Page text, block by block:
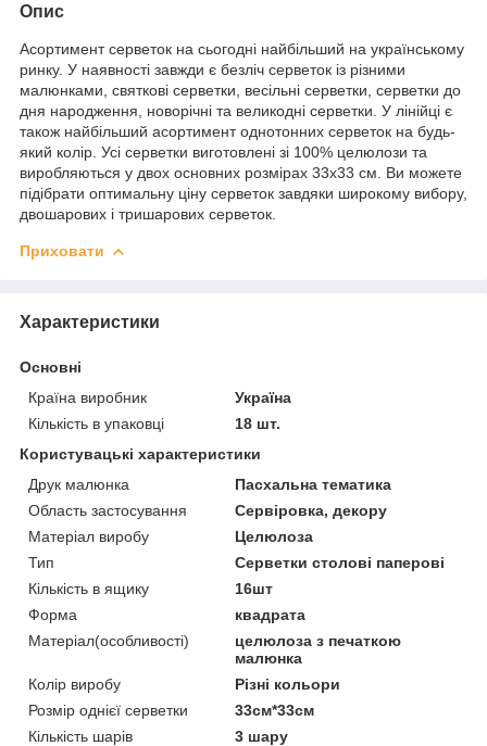
Опис
Асортимент серветок на сьогодні найбільший на українському
ринку. У наявності завжди є безліч серветок із різними
малюнками, святкові серветки, весільні серветки, серветки до
дня народження, новорічні та великодні серветки. У лінійці є
також найбільший асортимент однотонних серветок на будь-
який колір. Усі серветки виготовлені зі 100% целюлози та
виробляються у двох основних розмірах 33х33 см. Ви можете
підібрати оптимальну ціну серветок завдяки широкому вибору,
двошарових і тришарових серветок.
Приховати
Характеристики
Основні
Країна виробник
Україна
Кількість в упаковці
18 шт.
Користувацькі характеристики
Друк малюнка
Пасхальна тематика
Область застосування
Сервіровка, декору
Матеріал виробу
Целюлоза
Тип
Серветки столові паперові
Кількість в ящику
16шт
Форма
квадрата
Матеріал(особливості)
целюлоза з печаткою
малюнка
Колір виробу
Різні кольори
Розмір однієї серветки
33см*33см
Кількість шарів
3 шару